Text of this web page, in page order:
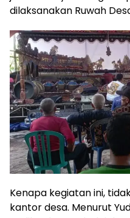
dilaksanakan Ruwah
Kenapa kegiatan ini,
kantor desa. Menurut